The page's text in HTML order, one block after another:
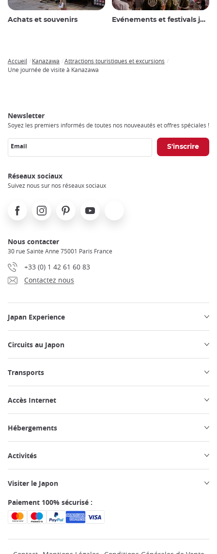
Achats et souvenirs Evénements et festivals japonais
Breadcrumb
Accueil Kanazawa
Attractions touristiques et excursions
Une journée de visite à Kanazawa
Newsletter
Soyez les premiers informés de toutes nos nouveautés et offres spéciales !
Email
Réseaux sociaux
Suivez nous sur nos réseaux sociaux
FacebookInstagramPinterest Youtube
Nous contacter
30 rue Sainte Anne 75001 Paris France
+33 (0) 1 42 61 60 83
Contactez nous
Japan Experience
Circuits au Japon
Transports
Accès Internet
Hébergements
Activités
Visiter le Japon
Paiement 100% sécurisé :